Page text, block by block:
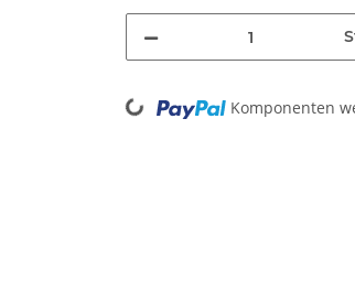
Loading... Komponenten